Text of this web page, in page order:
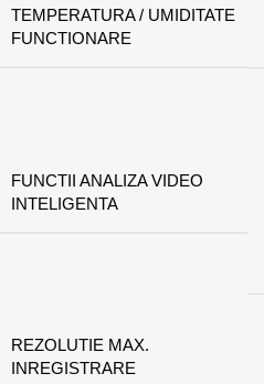
TEMPERATURA / UMIDITATE
FUNCTIONARE
FUNCTII ANALIZA VIDEO
INTELIGENTA
REZOLUTIE MAX.
INREGISTRARE